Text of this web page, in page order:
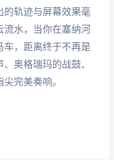
的轨迹与屏幕效果毫
水，当你在塞纳河
车，距离终于不再是
奥格瑞玛的战鼓、
完美奏响。